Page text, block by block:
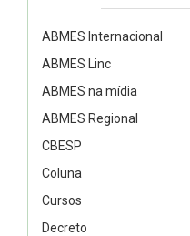
ABMES Internacional
ABMES Linc
ABMES na mídia
ABMES Regional
CBESP
Coluna
Cursos
Decreto